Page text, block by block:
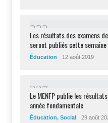
232
Les résultats des examens
seront publiés cette semaine
Éducation 12 août 2019
227
Le MENFP publie les
année fondamentale
Éducation, Social 29 août